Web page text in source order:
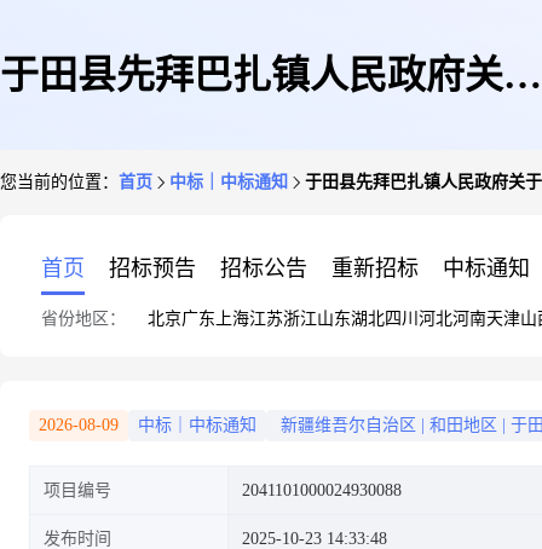
于田县先拜巴扎镇人民政府关于
您当前的位置： 首页 中标｜中标通知 于田县先拜巴扎镇人民政府关
首页 招标预告 招标公告 重新招标 中标通知
省份地区： 北京广东 上海江苏浙江山东湖北四川 河北河南天津山
2026-08-09 中标｜中标通知 新疆维吾尔自治区 和田地区 于
项目编号 2041101000024930088
发布时间 2025-10-23 14:33:48